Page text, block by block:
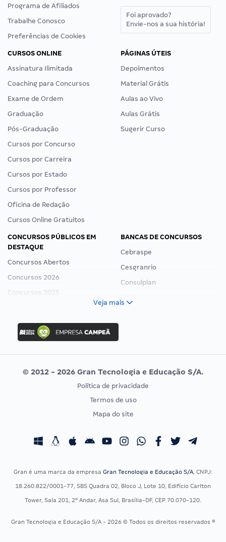
Programa de Afiliados
Trabalhe Conosco
Preferências de Cookies
Foi aprovado?
Envie-nos a sua história!
CURSOS ONLINE
Assinatura Ilimitada
Coaching para Concursos
Exame de Ordem
Graduação
Pós-Graduação
Cursos por Concurso
Cursos por Carreira
Cursos por Estado
Cursos por Professor
Oficina de Redação
Cursos Online Gratuitos
PÁGINAS ÚTEIS
Depoimentos
Material Grátis
Aulas ao Vivo
Aulas Grátis
Sugerir Curso
CONCURSOS PÚBLICOS EM
DESTAQUE
Concursos Abertos
Concursos 2026
Concursos 2025
Concurso Ibama
Concurso MPU
Editais publicados
BANCAS DE CONCURSOS
Cebraspe
Cesgranrio
Consulplan
Vunesp
CONCURSOS POR PROFISSÃO
Concursos Fiscais
Residência Multiprofissional
EXAME DE ORDEM
Calendário OAB
Veja mais
© 2012 - 2026 Gran Tecnologia e Educação S/A.
Política de privacidade
Termos de uso
Mapa do site
Gran é uma marca da empresa Gran Tecnologia e Educação S/A, CNPJ:
18.260.822/0001-77, SBS Quadra 02, Bloco J, Lote 10, Edifício Carlton
Tower, Sala 201, 2º Andar, Asa Sul, Brasília-DF, CEP 70.070-120.
Gran Tecnologia e Educação S/A - 2026 © Todos os direitos reservados ®